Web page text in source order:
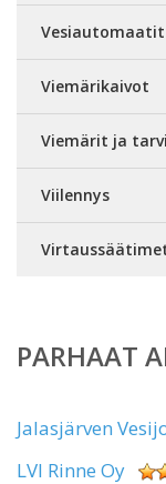
Vesiautomaatit
Viemärikaivot
Viemärit ja
Viilennys
PARHAAT
Jalasjärven
LVI Rinne Oy